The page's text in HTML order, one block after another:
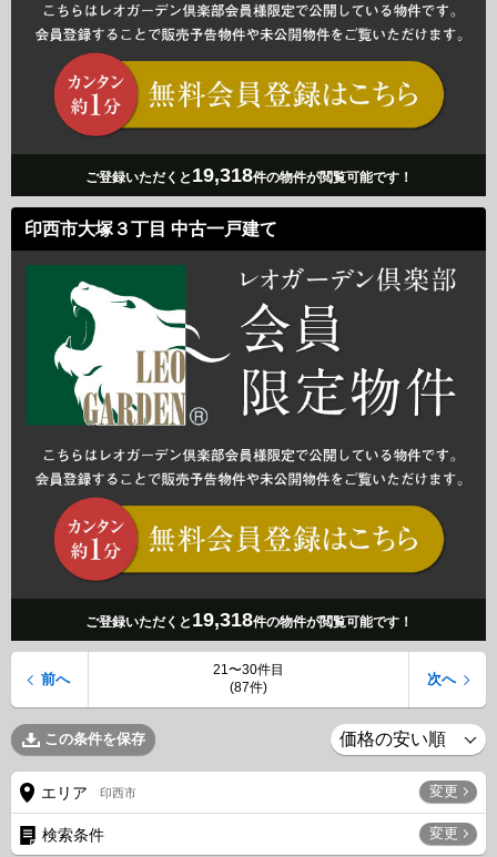
ご登録いただくと 19,318件の物件が閲覧可能です！
印西市大塚３丁目 中古一戸建て
ご登録いただくと 19,318件の物件が閲覧可能です！
21〜30件目
(87件)
前へ 次へ
この条件を保存
エリア 印西市 変更
検索条件 変更